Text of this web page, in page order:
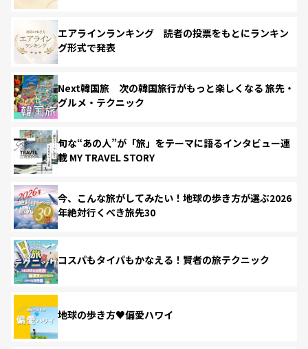
エアラインランキング 読者の投票をもとにランキン
グ形式で発表
Next韓国旅 次の韓国旅行がもっと楽しくなる 旅先・
グルメ・テクニック
旬な“あの人”が「旅」をテーマに語るインタビュー連
載 MY TRAVEL STORY
今、こんな旅がしてみたい！地球の歩き方が選ぶ2026
年絶対行くべき旅先30
コスパもタイパもかなえる！賢者の旅テクニック
地球の歩き方♥偏愛ハワイ